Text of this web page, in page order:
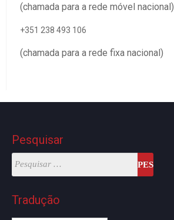
(chamada para a rede móvel nacional)
+351 238 493 106
(chamada para a rede fixa nacional)
Pesquisar
Tradução